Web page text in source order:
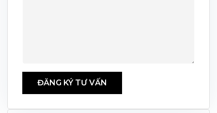
ĐĂNG KÝ TƯ VẤN